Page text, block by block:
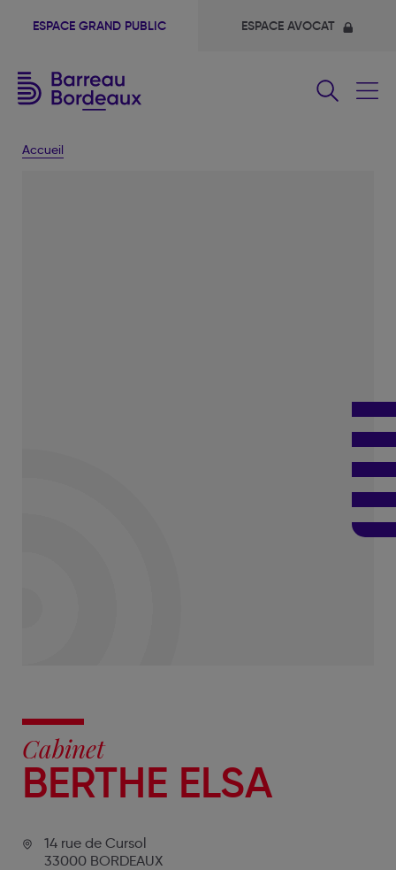
ESPACE GRAND PUBLIC ESPACE AVOCAT
Accueil
Cabinet
BERTHE ELSA
14 rue de Cursol
33000 BORDEAUX